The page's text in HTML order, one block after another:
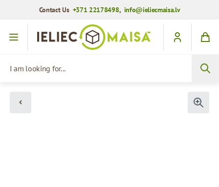
Contact Us +371 22178498, info@ieliecmaisa.lv
Skip to Content